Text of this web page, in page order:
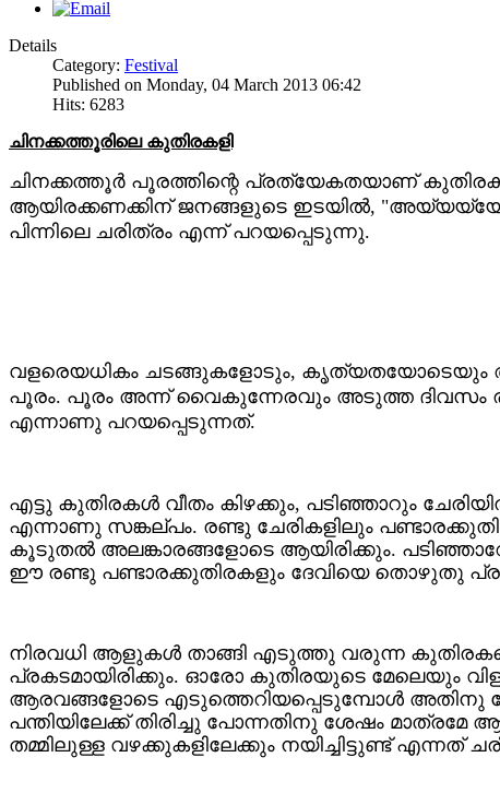
Details
Category: Festival
Published on Monday, 04 March 2013 06:42
Hits: 6283
ചിനക്കത്തൂരിലെ കുതിരകളി
ചിനക്കത്തൂര്‍ പൂരത്തിന്റെ പ്രത്യേകതയാണ്
ആയിരക്കണക്കിന് ജനങ്ങളുടെ ഇടയില്‍,
പിന്നിലെ ചരിത്രം എന്ന് പറയപ്പെടുന്നു.
വളരെയധികം ചടങ്ങുകളോടും, കൃത്യതയോടെയും
പൂരം. പൂരം അന്ന് വൈകുന്നേരവും അടുത്ത ദിവസം
എന്നാണു പറയപ്പെടുന്നത്.
എട്ടു കുതിരകള്‍ വീതം കിഴക്കും, പടിഞ്ഞാറും
എന്നാണു സങ്കല്പം. രണ്ടു ചേരികളിലും
കൂടുതല്‍ അലങ്കാരങ്ങളോടെ ആയിരിക്കും.
ഈ രണ്ടു പണ്ടാരക്കുതിരകളും ദേവിയെ തൊഴുതു
നിരവധി ആളുകള്‍ താങ്ങി എടുത്തു വരുന്ന
പ്രകടമായിരിക്കും. ഓരോ കുതിരയുടെ മേലെയും
ആരവങ്ങളോടെ എടുത്തെറിയപ്പെടുമ്പോള്‍ അതിനു
പന്തിയിലേക്ക് തിരിച്ചു പോന്നതിനു ശേഷം
തമ്മിലുള്ള വഴക്കുകളിലേക്കും നയിച്ചിട്ടുണ്ട് എന്നത്